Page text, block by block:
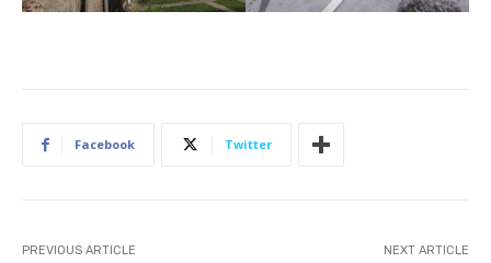
Facebook Twitter
PREVIOUS ARTICLE NEXT ARTICLE